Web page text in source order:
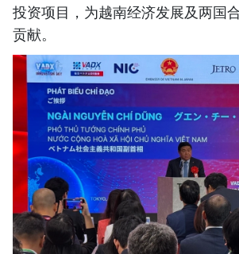
投资项目，为越南经济发展及两国
贡献。